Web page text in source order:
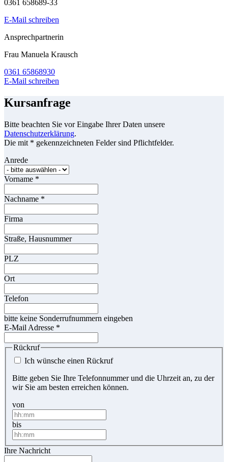
0361 658689-33
E-Mail schreiben
Ansprechpartnerin
Frau Manuela Krausch
0361 65868930
E-Mail schreiben
Kursanfrage
Bitte beachten Sie vor Eingabe Ihrer Daten unsere
Datenschutzerklärung.
Die mit * gekennzeichneten Felder sind Pflichtfelder.
Anrede
Vorname *
Nachname *
Firma
Straße, Hausnummer
PLZ
Ort
Telefon
bitte keine Sonderrufnummern eingeben
E-Mail Adresse *
Rückruf
Ich wünsche einen Rückruf
Bitte geben Sie Ihre Telefonnummer und die Uhrzeit an, zu der
wir Sie am besten erreichen können.
von
bis
Ihre Nachricht